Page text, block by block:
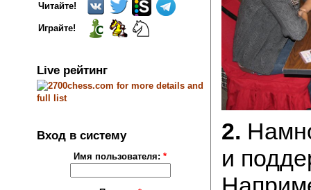
Читайте!
Играйте!
Live рейтинг
Вход в систему
Имя пользователя:*
2.
и